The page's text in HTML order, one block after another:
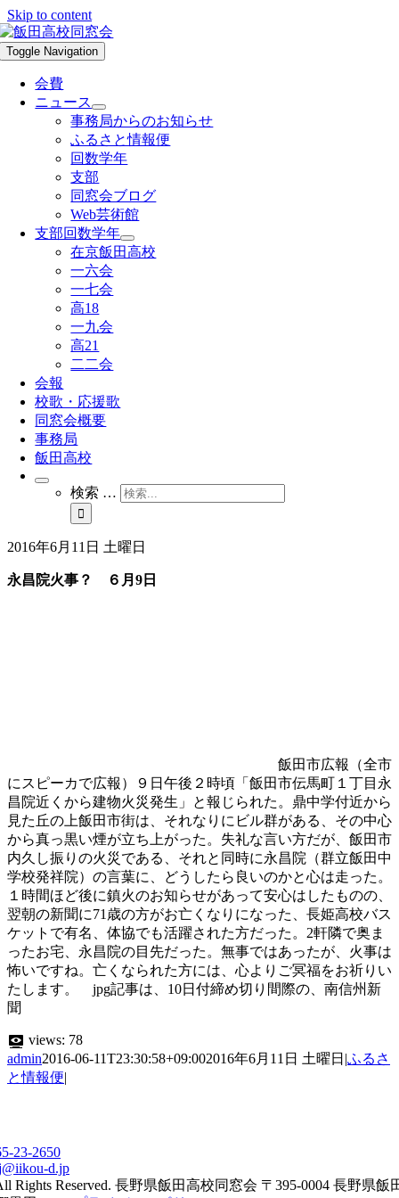
Skip to content
Toggle Navigation
会費
ニュース
事務局からのお知らせ
ふるさと情報便
回数学年
支部
同窓会ブログ
Web芸術館
支部回数学年
在京飯田高校
一六会
一七会
高18
一九会
高21
二二会
会報
校歌・応援歌
同窓会概要
事務局
飯田高校
検索 …
2016年6月11日 土曜日
永昌院火事？ ６月9日
飯田市広報（全市
にスピーカで広報）９日午後２時頃「飯田市伝馬町１丁目永
昌院近くから建物火災発生」と報じられた。鼎中学付近から
見た丘の上飯田市街は、それなりにビル群がある、その中心
から真っ黒い煙が立ち上がった。失礼な言い方だが、飯田市
内久し振りの火災である、それと同時に永昌院（群立飯田中
学校発祥院）の言葉に、どうしたら良いのかと心は走った。
１時間ほど後に鎮火のお知らせがあって安心はしたものの、
翌朝の新聞に71歳の方がお亡くなりになった、長姫高校バス
ケットで有名、体協でも活躍された方だった。2軒隣で奥ま
ったお宅、永昌院の目先だった。無事ではあったが、火事は
怖いですね。亡くなられた方には、心よりご冥福をお祈りい
たします。 jpg記事は、10日付締め切り間際の、南信州新
聞
views: 78
admin2016-06-11T23:30:58+09:002016年6月11日 土曜日 |ふるさ
と情報便|
23-2650
d.jp
Rights Reserved. 長野県飯田高校同窓会 〒395-0004 長野県飯